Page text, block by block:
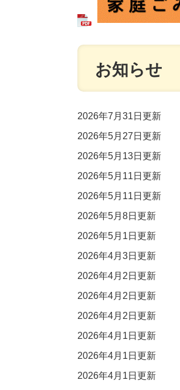
お知らせ
2026年7月31日更新
2026年5月27日更新
2026年5月13日更新
2026年5月11日更新
2026年5月11日更新
2026年5月8日更新
2026年5月1日更新
2026年4月3日更新
2026年4月2日更新
2026年4月2日更新
2026年4月2日更新
2026年4月1日更新
2026年4月1日更新
2026年4月1日更新